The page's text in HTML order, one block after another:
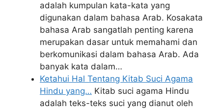
adalah kumpulan kata-kata yang
digunakan dalam bahasa Arab. Kosakata
bahasa Arab sangatlah penting karena
merupakan dasar untuk memahami dan
berkomunikasi dalam bahasa Arab. Ada
banyak kata dalam…
Ketahui Hal Tentang Kitab Suci Agama
Hindu yang… Kitab suci agama Hindu
adalah teks-teks suci yang dianut oleh